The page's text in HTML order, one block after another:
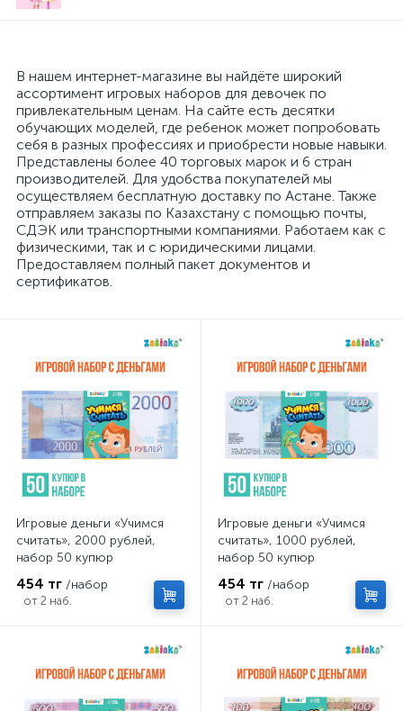
В нашем интернет-магазине вы найдёте широкий
ассортимент игровых наборов для девочек по
привлекательным ценам. На сайте есть десятки
обучающих моделей, где ребенок может попробовать
себя в разных профессиях и приобрести новые навыки.
Представлены более 40 торговых марок и 6 стран
производителей. Для удобства покупателей мы
осуществляем бесплатную доставку по Астане. Также
отправляем заказы по Казахстану с помощью почты,
СДЭК или транспортными компаниями. Работаем как с
физическими, так и с юридическими лицами.
Предоставляем полный пакет документов и
сертификатов.
Игровые деньги «Учимся
считать», 2000 рублей,
набор 50 купюр
454 тг /набор
от 2 наб.
Игровые деньги «Учимся
считать», 1000 рублей,
набор 50 купюр
454 тг /набор
от 2 наб.